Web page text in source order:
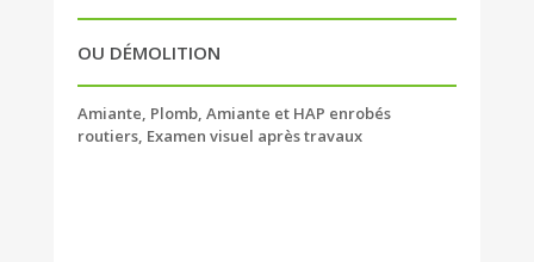
OU DÉMOLITION
Amiante, Plomb, Amiante et HAP enrobés
routiers, Examen visuel après travaux